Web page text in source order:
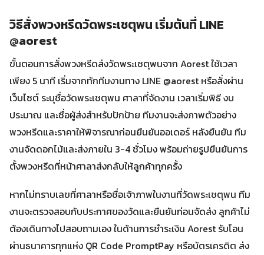
วิธีสั่งพวงหรีดวัดพระเชตุพน เริ่มต้นที่ LINE
@aorest
ขั้นตอนการสั่งพวงหรีดส่งวัดพระเชตุพนจาก Aorest ใช้เวลา
เพียง 5 นาที เริ่มจากทักทีมงานทาง LINE @aorest หรือสั่งผ่าน
เว็บไซต์ ระบุชื่อวัดพระเชตุพน ศาลาที่จัดงาน เวลาเริ่มพิธี งบ
ประมาณ และชื่อผู้ส่งสำหรับปักป้าย ทีมงานจะส่งภาพตัวอย่าง
พวงหรีดและราคาให้พิจารณาก่อนยืนยันออเดอร์ หลังยืนยัน ทีม
งานจัดดอกไม้และส่งภายใน 3-4 ชั่วโมง พร้อมถ่ายรูปยืนยันการ
ตั้งพวงหรีดที่หน้าศาลาส่งกลับให้ลูกค้าทุกครั้ง
หากไม่ทราบเลขที่ศาลาหรือชื่อเจ้าภาพในงานที่วัดพระเชตุพน ทีม
งานจะตรวจสอบกับประกาศของวัดและยืนยันก่อนจัดส่ง ลูกค้าไม่
ต้องเดินทางไปสอบถามเอง ในด้านการชำระเงิน Aorest รับโอน
ผ่านธนาคารทุกแห่ง QR Code PromptPay หรือบัตรเครดิต ส่ง